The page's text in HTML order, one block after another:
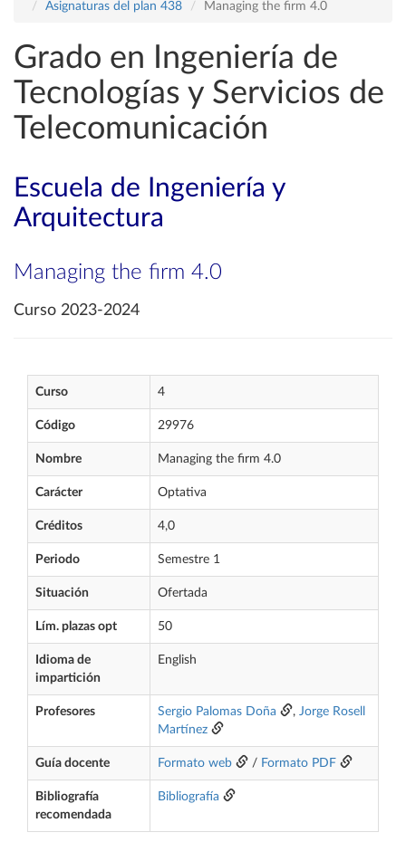
Asignaturas del plan 438
Managing the firm 4.0
Grado en Ingeniería de
Tecnologías y Servicios de
Telecomunicación
Escuela de Ingeniería y
Arquitectura
Managing the firm 4.0
Curso 2023-2024
Curso 4
Código 29976
Nombre Managing the firm 4.0
Carácter Optativa
Créditos 4,0
Periodo Semestre 1
Situación Ofertada
Lím. plazas opt 50
Idioma de
impartición
English
Profesores Sergio Palomas Doña , Jorge Rosell
Martínez
Guía docente Formato web / Formato PDF
Bibliografía
recomendada
Bibliografía